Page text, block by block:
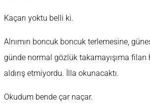
Kaçarı yoktu belli ki.
Alnımın boncuk boncuk terlemesine,
günde normal gözlük takamayışıma filan
aldırış etmiyordu. İlla okunacaktı.
Okudum bende çar naçar.